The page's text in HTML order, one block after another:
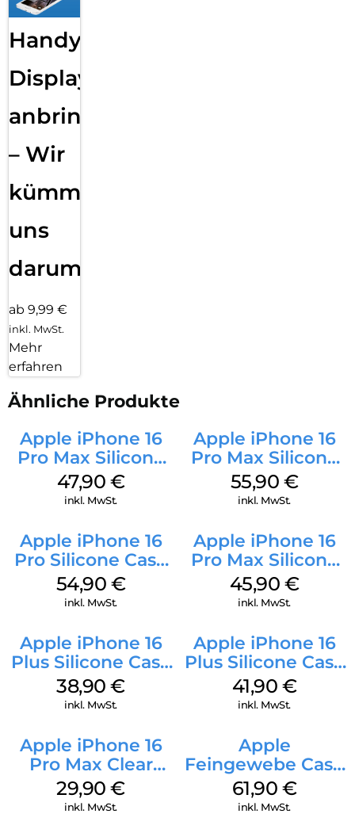
Handy
Displayfolie
anbringen
– Wir
kümmern
uns
darum!
ab 9,99 €
inkl. MwSt.
Mehr
erfahren
Ähnliche Produkte
Apple iPhone 16
Pro Max Silicone
Case MagSafe
Black
47,90 €
inkl. MwSt.
Apple iPhone 16
Pro Max Silicone
Case MagSafe
Stone Gray
55,90 €
inkl. MwSt.
Apple iPhone 16
Pro Silicone Case
MagSafe Black
54,90 €
inkl. MwSt.
Apple iPhone 16
Pro Max Silicone
Case MagSafe
Ultramarine
45,90 €
inkl. MwSt.
Apple iPhone 16
Plus Silicone Case
MagSafe Denim
38,90€
inkl. MwSt.
Apple iPhone 16
Plus Silicone Case
MagSafe Stone
Gray
41,90 €
inkl. MwSt.
Apple iPhone 16
Pro Max Clear
Case MagSafe
Transparent
29,90€
inkl. MwSt.
Apple
Feingewebe Case
iPhone 15 Pro
MagSafe Schwarz
61,90 €
inkl. MwSt.